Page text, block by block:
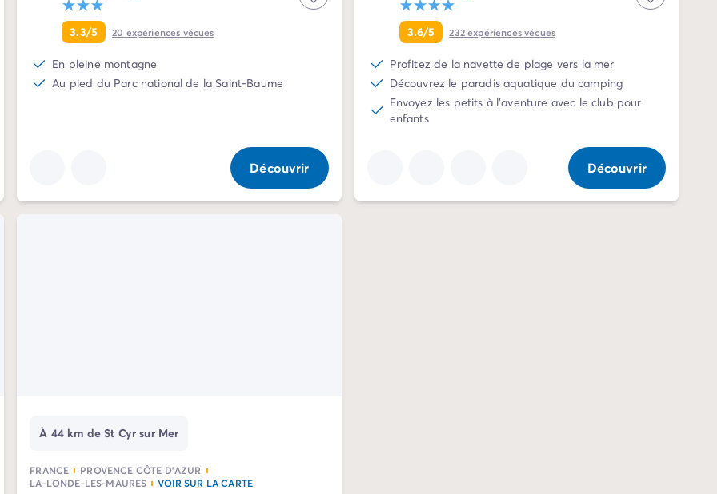
3.3/5 20 expériences vécues
En pleine montagne
Au pied du Parc national de la Saint-Baume
Découvrir
3.6/5 232expériences vécues
Profitez de la navette de plage vers la mer
Découvrez le paradis aquatique du camping
Envoyez les petits à l'aventure avec le club pour
enfants
Découvrir
À 44 km de St Cyr sur Mer
FRANCE
PROVENCE CÔTE D'AZUR
LA-LONDE-LES-MAURES
VOIR SUR LA CARTE